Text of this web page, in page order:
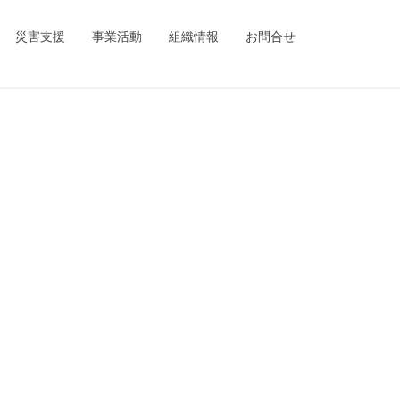
single.php on line1
災害支援 事業活動 組織情報 お問合せ